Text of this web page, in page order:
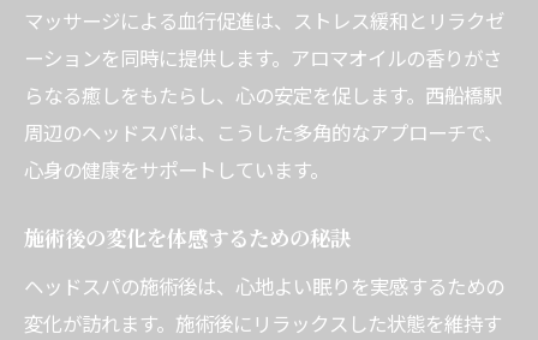
マッサージによる血行促進は、ストレス緩和とリラクゼ
ーションを同時に提供します。アロマオイルの香りがさ
らなる癒しをもたらし、心の安定を促します。西船橋駅
周辺のヘッドスパは、こうした多角的なアプローチで、
心身の健康をサポートしています。
施術後の変化を体感するための秘訣
ヘッドスパの施術後は、心地よい眠りを実感するための
変化が訪れます。施術後にリラックスした状態を維持す